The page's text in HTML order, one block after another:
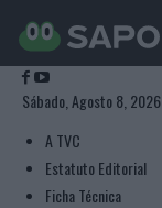
Sábado, Agosto 8, 2026
A TVC
Estatuto Editorial
Ficha Técnica